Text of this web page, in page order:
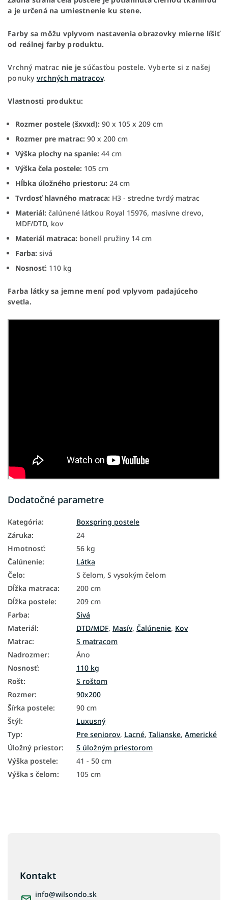
a je určená na umiestnenie ku stene.
Farby sa môžu vplyvom nastavenia obrazovky mierne líšiť
od reálnej farby produktu.
Vrchný matrac nie je súčasťou postele. Vyberte si z našej
ponuky vrchných matracov.
Vlastnosti produktu:
Rozmer postele (šxvxd): 90 x 105 x 209 cm
Rozmer pre matrac: 90 x 200 cm
Výška plochy na spanie: 44 cm
Výška čela postele: 105 cm
Hĺbka úložného priestoru: 24 cm
Tvrdosť hlavného matraca: H3 - stredne tvrdý matrac
Materiál: čalúnené látkou Royal 15976, masívne drevo,
MDF/DTD, kov
Materiál matraca: bonell pružiny 14 cm
Farba: sivá
Nosnosť: 110 kg
Farba látky sa jemne mení pod vplyvom padajúceho
svetla.
Dodatočné parametre
Kategória:
Boxspring postele
Záruka:
24
Hmotnosť:
56 kg
Čalúnenie:
Látka
Čelo:
S čelom, S vysokým čelom
Dĺžka matraca:
200 cm
Dĺžka postele:
209 cm
Farba:
Sivá
Materiál: DTD/MDF, Masív, Čalúnenie, Kov
Matrac:
S matracom
Nadrozmer:
Áno
Nosnosť:
110 kg
Rošt:
S roštom
Rozmer:
90x200
Šírka postele:
90 cm
Štýl:
Luxusný
Typ: Pre seniorov, Lacné, Talianske, Americké
Úložný priestor:
S úložným priestorom
Výška postele:
41 - 50 cm
Výška s čelom: 105 cm
Kontakt
info@wilsondo.sk